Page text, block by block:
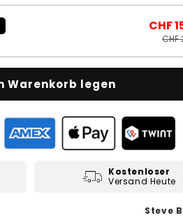
CHF
CHF
Warenkorb legen
Kostenloser
Versand Heute
Steve